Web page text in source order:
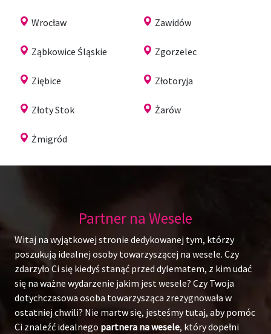
Wrocław Zawidów
Ząbkowice Śląskie Zgorzelec
Ziębice Złotoryja
Złoty Stok Żarów
Żmigród
Partner na Wesele
Witaj na wyjątkowej stronie dedykowanej tym, którzy
poszukują idealnej osoby towarzyszącej na wesele. Czy
zdarzyło Ci się kiedyś stanąć przed dylematem, z kim udać
się na ważne wydarzenie jakim jest wesele? Czy Twoja
dotychczasowa osoba towarzysząca zrezygnowała w
ostatniej chwili? Nie martw się, jesteśmy tutaj, aby pomóc
Ci znaleźć idealnego partnera na wesele, który dopełni